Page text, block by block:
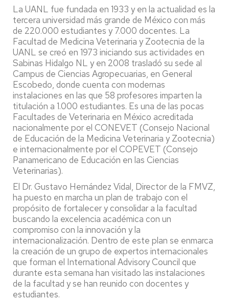
La UANL fue fundada en 1933 y en la actualidad es la
tercera universidad más grande de México con más
de 220.000 estudiantes y 7.000 docentes. La
Facultad de Medicina Veterinaria y Zootecnia de la
UANL se creó en 1973 iniciando sus actividades en
Sabinas Hidalgo NL y en 2008 trasladó su sede al
Campus de Ciencias Agropecuarias, en General
Escobedo, donde cuenta con modernas
instalaciones en las que 58 profesores imparten la
titulación a 1.000 estudiantes. Es una de las pocas
Facultades de Veterinaria en México acreditada
nacionalmente por el CONEVET (Consejo Nacional
de Educación de la Medicina Veterinaria y Zootecnia)
e internacionalmente por el COPEVET (Consejo
Panamericano de Educación en las Ciencias
Veterinarias).
El Dr. Gustavo Hernández Vidal, Director de la FMVZ,
ha puesto en marcha un plan de trabajo con el
propósito de fortalecer y consolidar a la facultad
buscando la excelencia académica con un
compromiso con la innovación y la
internacionalización. Dentro de este plan se enmarca
la creación de un grupo de expertos internacionales
que forman el International Advisory Council que
durante esta semana han visitado las instalaciones
de la facultad y se han reunido con docentes y
estudiantes.